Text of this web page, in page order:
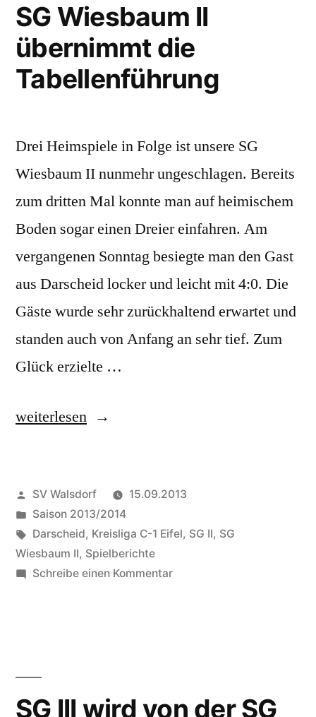
der
SG
Darscheid
II
SG Wiesbaum II
übernimmt die
Tabellenführung
Drei Heimspiele in Folge ist unsere SG
Wiesbaum II nunmehr ungeschlagen. Bereits
zum dritten Mal konnte man auf heimischem
Boden sogar einen Dreier einfahren. Am
vergangenen Sonntag besiegte man den Gast
aus Darscheid locker und leicht mit 4:0. Die
Gäste wurde sehr zurückhaltend erwartet und
standen auch von Anfang an sehr tief. Zum
Glück erzielte …
„SG
übernimmt
die
Tabellenführung“
weiterlesen
Veröffentlicht
von
SV Walsdorf
15.09.2013
Veröffentlicht
in
Saison 2013/2014
Schlagwörter:
Darscheid, Kreisliga C-1 Eifel, SG II, SG
Wiesbaum II, Spielberichte
Schreibe einen Kommentarzu
SG III wird von der SG